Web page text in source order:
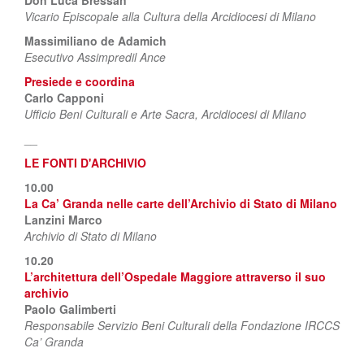
Vicario Episcopale alla Cultura della Arcidiocesi di Milano
Massimiliano de Adamich
Esecutivo Assimpredil Ance
Presiede e coordina
Carlo Capponi
Ufficio Beni Culturali e Arte Sacra, Arcidiocesi di Milano
LE FONTI D'ARCHIVIO
10.00
La Ca’ Granda nelle carte dell’Archivio di Stato di Milano
Lanzini Marco
Archivio di Stato di Milano
10.20
L’architettura dell’Ospedale Maggiore attraverso il suo
archivio
Paolo Galimberti
Responsabile Servizio Beni Culturali della Fondazione IRCCS
Ca’ Granda